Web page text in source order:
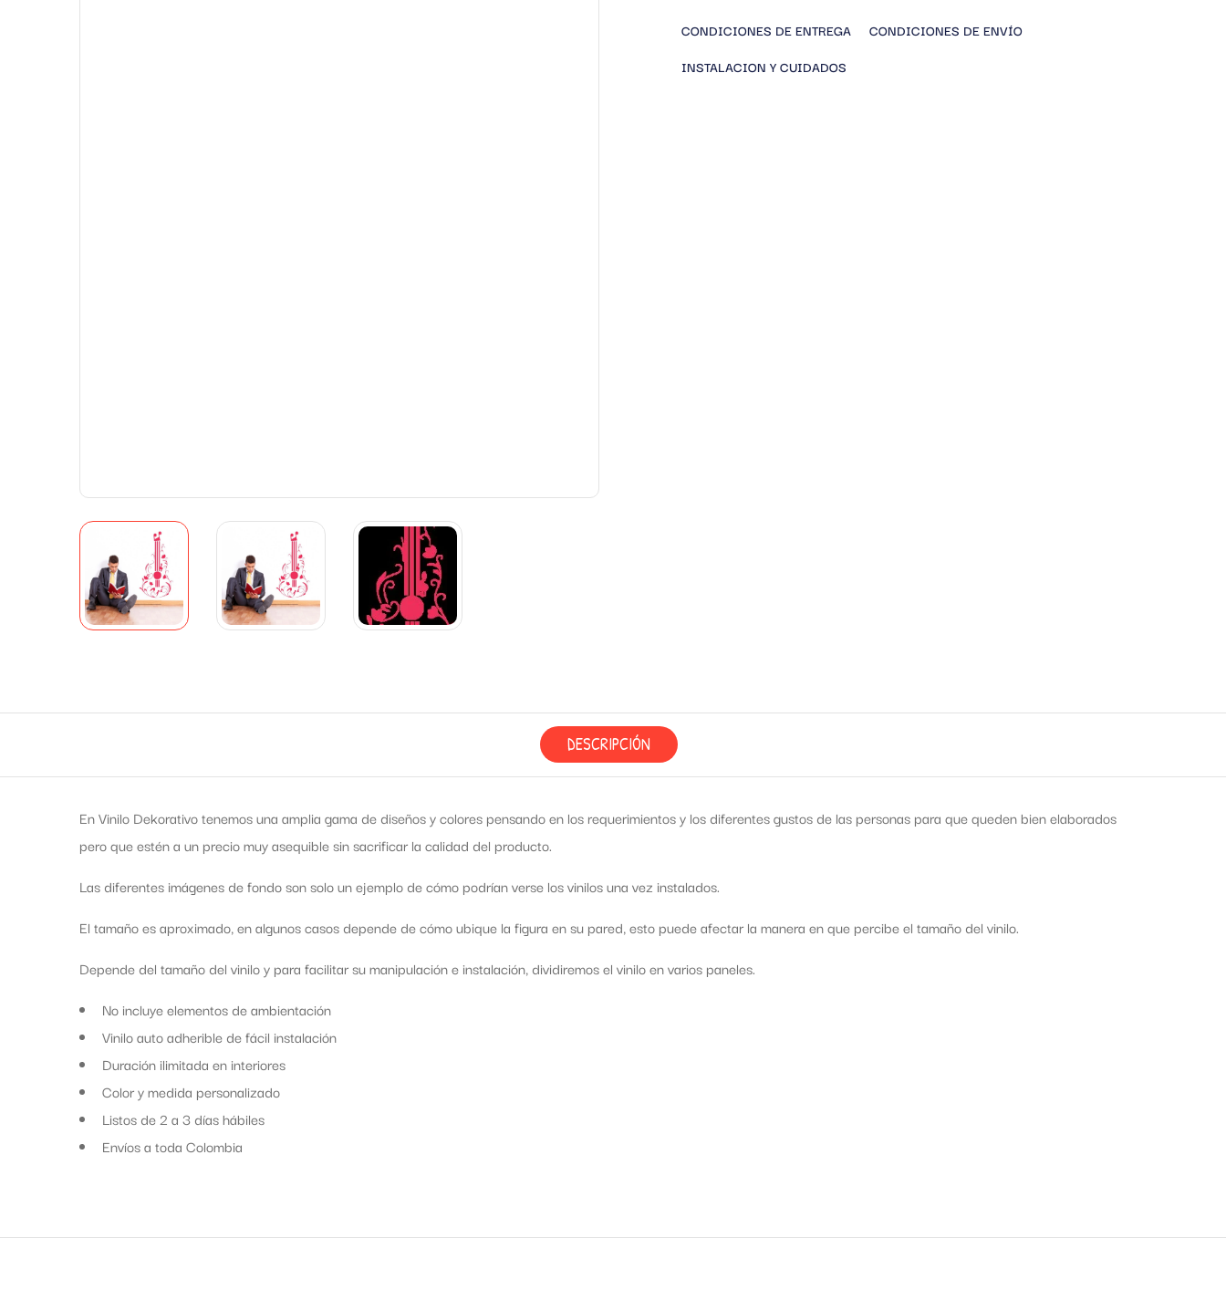
CONDICIONES DE ENTREGA
CONDICIONES DE ENVÍO
INSTALACION Y CUIDADOS
DESCRIPCIÓN
En Vinilo Dekorativo tenemos una amplia gama de diseños y colores pensando en los requerimientos y los diferentes gustos de las personas para que queden bien elaborados
pero que estén a un precio muy asequible sin sacrificar la calidad del producto.
Las diferentes imágenes de fondo son solo un ejemplo de cómo podrían verse los vinilos una vez instalados.
El tamaño es aproximado, en algunos casos depende de cómo ubique la figura en su pared, esto puede afectar la manera en que percibe el tamaño del vinilo.
Depende del tamaño del vinilo y para facilitar su manipulación e instalación, dividiremos el vinilo en varios paneles.
No incluye elementos de ambientación
Vinilo auto adherible de fácil instalación
Duración ilimitada en interiores
Color y medida personalizado
Listos de 2 a 3 días hábiles
Envíos a toda Colombia